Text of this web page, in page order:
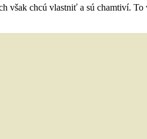
však chcú vlastniť a sú chamtiví.